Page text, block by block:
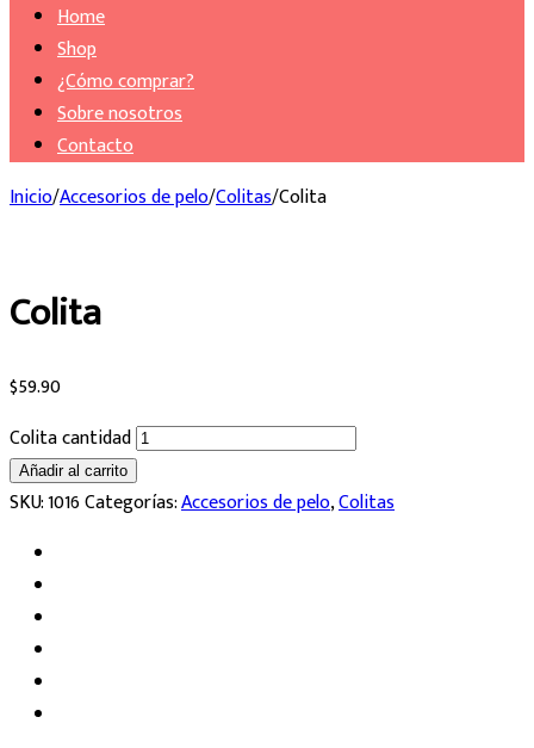
Home
Shop
¿Cómo comprar?
Sobre nosotros
Contacto
Inicio/Accesorios de pelo/Colitas/Colita
Colita
$59.90
Colita cantidad
Añadir al carrito
SKU:1016Categorías:Accesorios de pelo,Colitas